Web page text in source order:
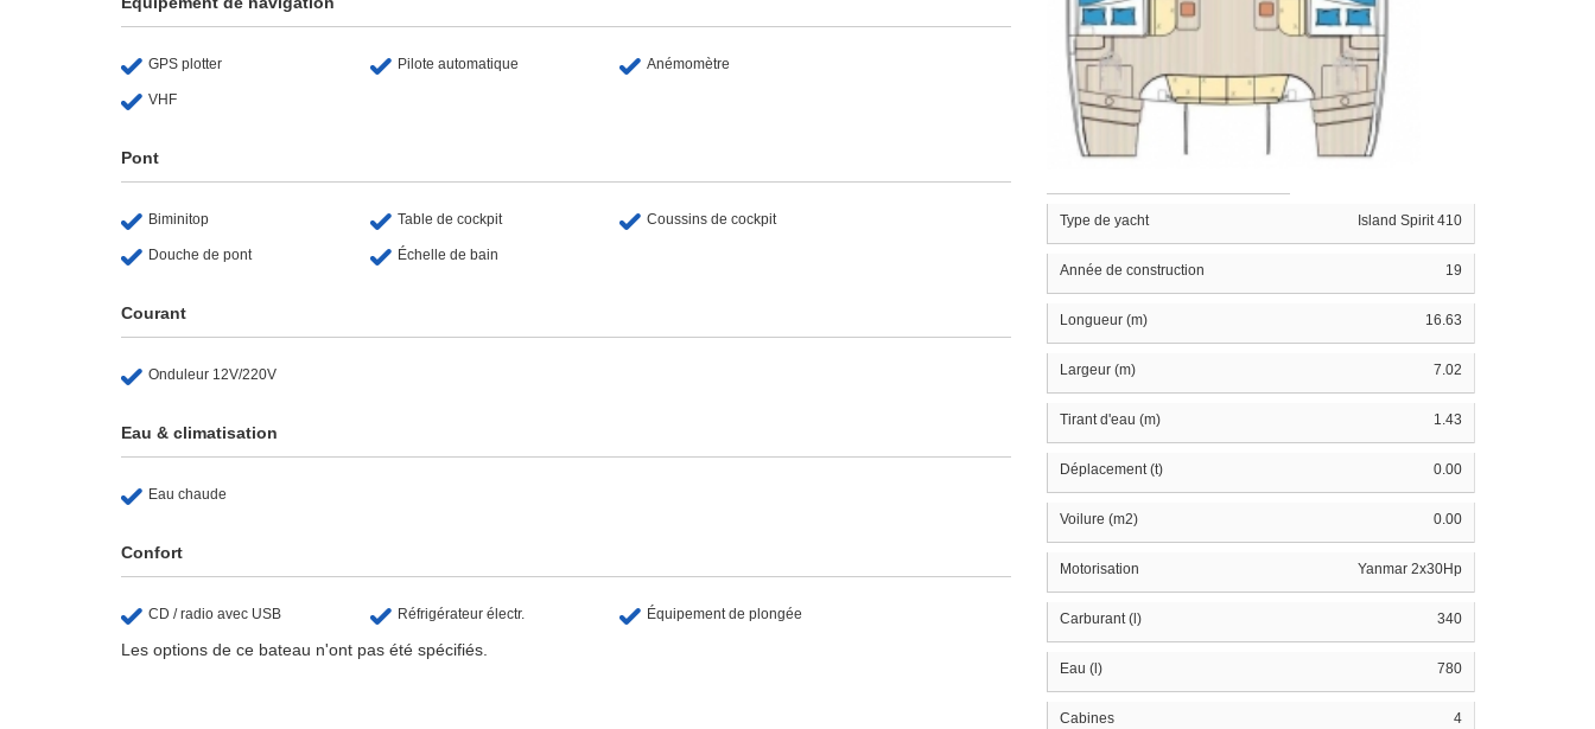
GPS plotter Pilote automatique Anémomètre
VHF
Pont
Biminitop Table de cockpit Coussins de cockpit
Douche de pont Échelle de bain
Courant
Onduleur 12V/220V
Eau & climatisation
Eau chaude
Confort
CD / radio avec USB Réfrigérateur électr. Équipement de plongée
Les options de ce bateau n'ont pas été spécifiés.
Type de yacht Island Spirit 410
Année de construction 19
Longueur (m) 16.63
Largeur (m) 7.02
Tirant d'eau (m) 1.43
Déplacement (t) 0.00
Voilure (m2) 0.00
Motorisation Yanmar 2x30Hp
Carburant (l) 340
Eau (l) 780
Cabines 4